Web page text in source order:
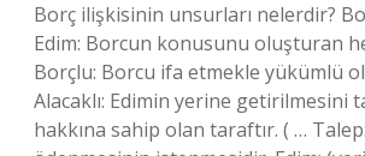
Borç ilişkisinin unsurları nelerdir?
Edim: Borcun konusunu oluşturan
Borçlu: Borcu ifa etmekle yükümlü
Alacaklı: Edimin yerine getirilmesini
hakkına sahip olan taraftır. ( …